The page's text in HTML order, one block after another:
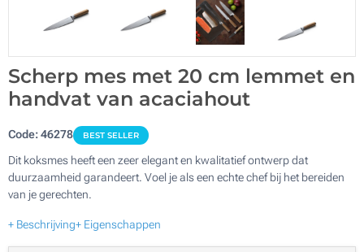
Scherp mes met 20 cm lemmet en
handvat van acaciahout
Code:46278 BEST SELLER
Dit koksmes heeft een zeer elegant en kwalitatief ontwerp dat
duurzaamheid garandeert. Voel je als een echte chef bij het bereiden
van je gerechten.
+ Beschrijving+ Eigenschappen